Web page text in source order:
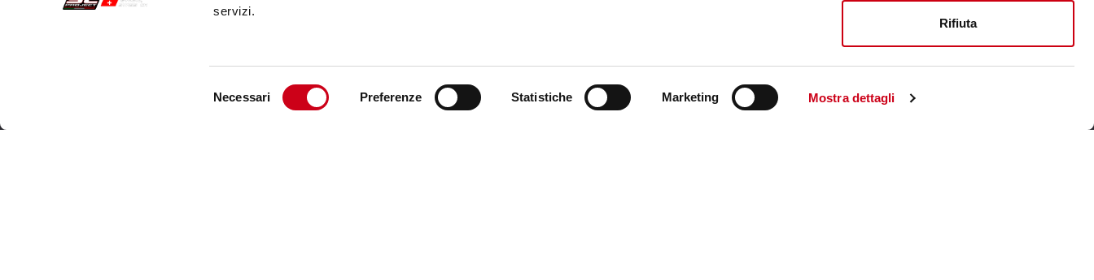
servizi.
Necessari Preferenze Statistiche Marketing Mostra dettagli
Rifiuta
Customer care Follow us